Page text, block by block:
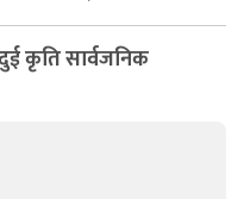
कृति सार्वजनिक